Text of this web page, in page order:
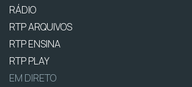
RÁDIO
RTP ARQUIVOS
RTP ENSINA
RTP PLAY
EM DIRETO